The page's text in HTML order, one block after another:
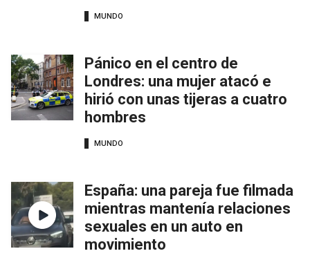
MUNDO
Pánico en el centro de
Londres: una mujer atacó e
hirió con unas tijeras a cuatro
hombres
MUNDO
España: una pareja fue filmada
mientras mantenía relaciones
sexuales en un auto en
movimiento